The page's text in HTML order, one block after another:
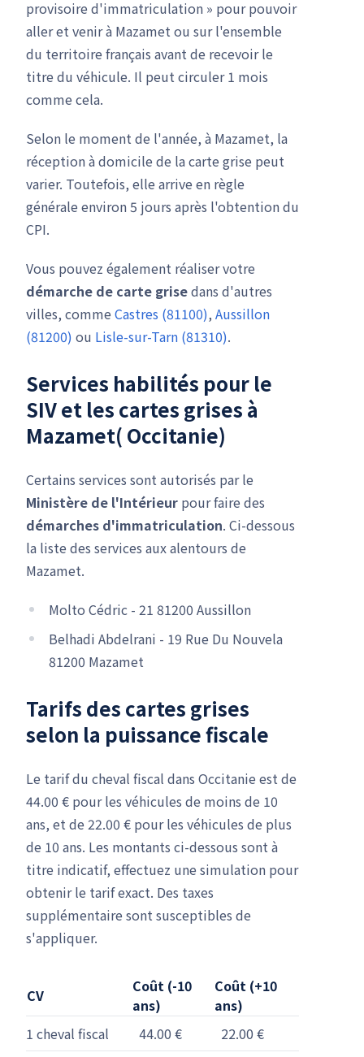
provisoire d'immatriculation » pour pouvoir
aller et venir à Mazamet ou sur l'ensemble
du territoire français avant de recevoir le
titre du véhicule. Il peut circuler 1 mois
comme cela.
Selon le moment de l'année, à Mazamet, la
réception à domicile de la carte grise peut
varier. Toutefois, elle arrive en règle
générale environ 5 jours après l'obtention du
CPI.
Vous pouvez également réaliser votre
démarche de carte grisedans d'autres
villes, comme Castres (81100), Aussillon
(81200) ou Lisle-sur-Tarn (81310).
Services habilités pour le
SIVet les cartes grises à
Mazamet( Occitanie)
Certains services sont autorisés par le
Ministère de l'Intérieur pour faire des
démarches d'immatriculation. Ci-dessous
la liste des services aux alentours de
Mazamet.
Molto Cédric - 21 81200 Aussillon
Belhadi Abdelrani - 19 Rue Du Nouvela
81200 Mazamet
Tarifs des cartes grises
selon la puissance fiscale
Le tarif du cheval fiscal dans Occitanie est de
44.00 € pour les véhicules de moins de 10
ans, et de 22.00 € pour les véhicules de plus
de 10 ans. Les montants ci-dessous sont à
titre indicatif, effectuez une simulation pour
obtenir le tarif exact. Des taxes
supplémentaire sont susceptibles de
s'appliquer.
CV
Coût (-10
ans)
Coût (+10
ans)
1 cheval fiscal
44.00 €
22.00 €